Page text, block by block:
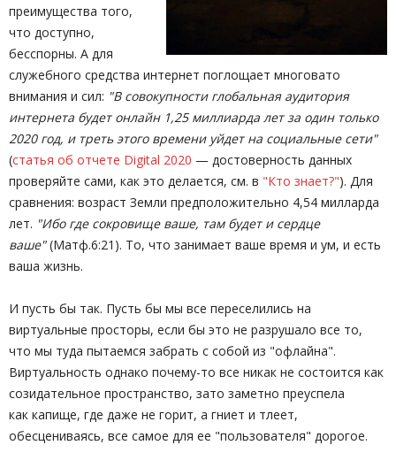
преимущества того,
что доступно,
бесспорны. А для
служебного средства интернет поглощает многовато
внимания и сил: "В совокупности глобальная аудитория
интернета будет онлайн 1,25 миллиарда лет за один только
2020 год, и треть этого времени уйдет на социальные сети"
(статья об отчете Digital 2020 — достоверность данных
проверяйте сами, как это делается, см. в "Кто знает?"). Для
сравнения: возраст Земли предположительно 4,54 милларда
лет. "Ибо где сокровище ваше, там будет и сердце
ваше"(Матф.6:21). То, что занимает ваше время и ум, и есть
ваша жизнь.
И пусть бы так. Пусть бы мы все переселились на
виртуальные просторы, если бы это не разрушало все то,
что мы туда пытаемся забрать с собой из "офлайна".
Виртуальность однако почему-то все никак не состоится как
созидательное пространство, зато заметно преуспела
как капище, где даже не горит, а гниет и тлеет,
обесцениваясь, все самое для ее "пользователя" дорогое.